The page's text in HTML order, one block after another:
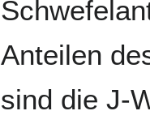
Anteilen
sind die J-